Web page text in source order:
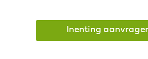
Inenting